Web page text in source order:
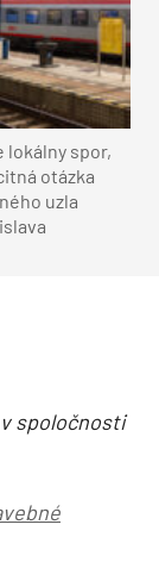
lokálny spor,
otázka
uzla
spoločnosti